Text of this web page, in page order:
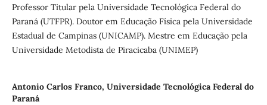
Professor Titular pela Universidade Tecnológica Federal do
Paraná (UTFPR). Doutor em Educação Física pela Universidade
Estadual de Campinas (UNICAMP). Mestre em Educação pela
Universidade Metodista de Piracicaba (UNIMEP)
Antonio Carlos Franco, Universidade Tecnológica Federal do
Paraná